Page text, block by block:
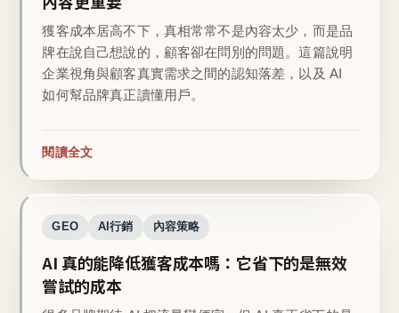
獲客成本居高不下，真相常常不是內容太少，而是品
牌在說自己想說的，顧客卻在問別的問題。這篇說明
企業視角與顧客真實需求之間的認知落差，以及 AI
如何幫品牌真正讀懂用戶。
閱讀全文
GEO AI行銷 內容策略
AI 真的能降低獲客成本嗎：它省下的是無效
嘗試的成本